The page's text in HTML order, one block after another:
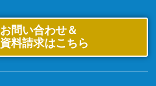
お問い合わせ＆
資料請求はこちら